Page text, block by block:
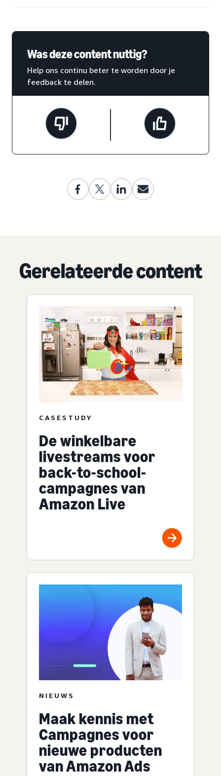
Was deze content nuttig?
Help ons continu beter te worden door je
feedback te delen.
Gerelateerde content
CASESTUDY
De winkelbare
livestreams voor
back-to-school-
campagnes van
Amazon Live
NIEUWS
Maak kennis met
Campagnes voor
nieuwe producten
van Amazon Ads